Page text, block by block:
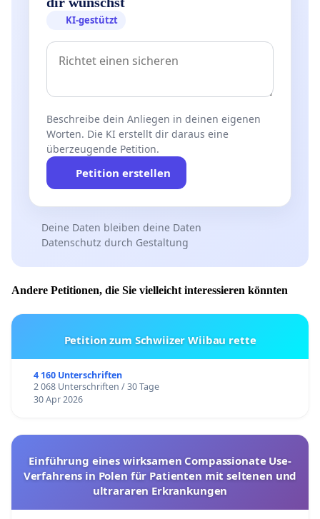
KI-gestützt
Beschreibe dein Anliegen in deinen eigenen
Worten. Die KI erstellt dir daraus eine
überzeugende Petition.
Petition erstellen
Deine Daten bleiben deine Daten
Datenschutz durch Gestaltung
Andere Petitionen, die Sie vielleicht interessieren könnten
Petition zum Schwiizer Wiibau rette
4 160 Unterschriften
2 068 Unterschriften / 30 Tage
30 Apr 2026
Einführung eines wirksamen Compassionate Use-
Verfahrens in Polen für Patienten mit seltenen und
ultrararen Erkrankungen